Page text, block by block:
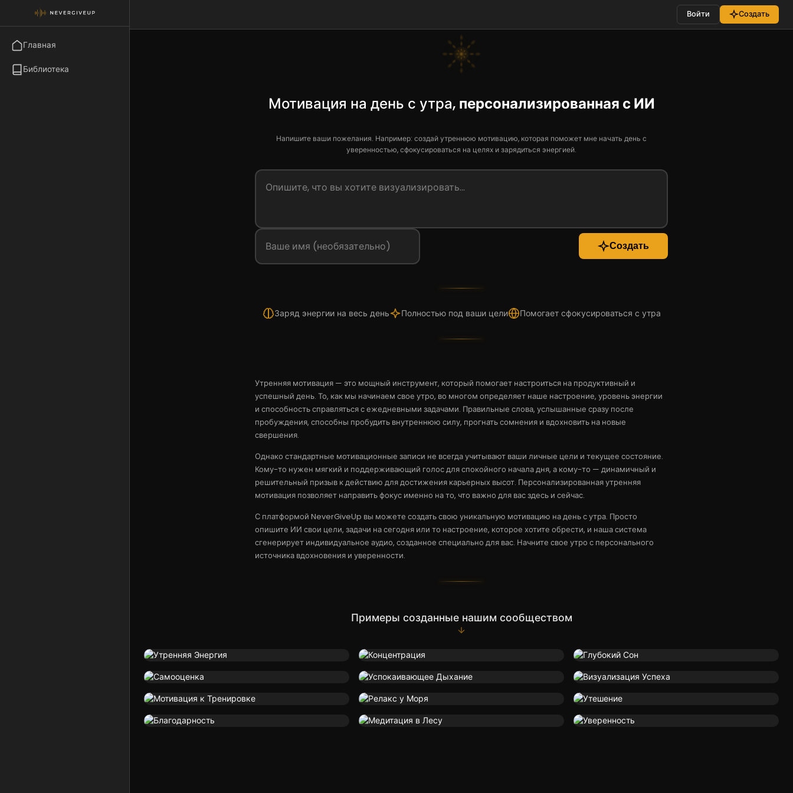
Главная
Библиотека
Войти Создать
Мотивация на день с утра, персонализированная с ИИ
Напишите ваши пожелания. Например: создай утреннюю мотивацию, которая поможет мне начать день с
уверенностью, сфокусироваться на целях и зарядиться энергией.
Создать
Заряд энергии на весь день Полностью под ваши цели Помогает сфокусироваться с утра
Утренняя мотивация — это мощный инструмент, который помогает настроиться на продуктивный и
успешный день. То, как мы начинаем свое утро, во многом определяет наше настроение, уровень энергии
и способность справляться с ежедневными задачами. Правильные слова, услышанные сразу после
пробуждения, способны пробудить внутреннюю силу, прогнать сомнения и вдохновить на новые
свершения.
Однако стандартные мотивационные записи не всегда учитывают ваши личные цели и текущее состояние.
Кому-то нужен мягкий и поддерживающий голос для спокойного начала дня, а кому-то — динамичный и
решительный призыв к действию для достижения карьерных высот. Персонализированная утренняя
мотивация позволяет направить фокус именно на то, что важно для вас здесь и сейчас.
С платформой NeverGiveUp вы можете создать свою уникальную мотивацию на день с утра. Просто
опишите ИИ свои цели, задачи на сегодня или то настроение, которое хотите обрести, и наша система
сгенерирует индивидуальное аудио, созданное специально для вас. Начните свое утро с персонального
источника вдохновения и уверенности.
Примеры созданные нашим сообществом